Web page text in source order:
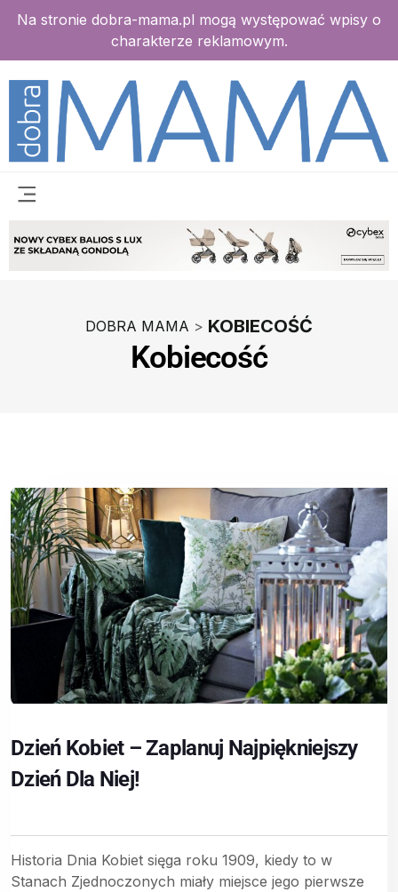
Na stronie dobra-mama.pl mogą występować wpisy o
charakterze reklamowym.
DOBRA MAMA > KOBIECOŚĆ
Kobiecość
Dzień Kobiet – Zaplanuj Najpiękniejszy
Dzień Dla Niej!
Historia Dnia Kobiet sięga roku 1909, kiedy to w
Stanach Zjednoczonych miały miejsce jego pierwsze